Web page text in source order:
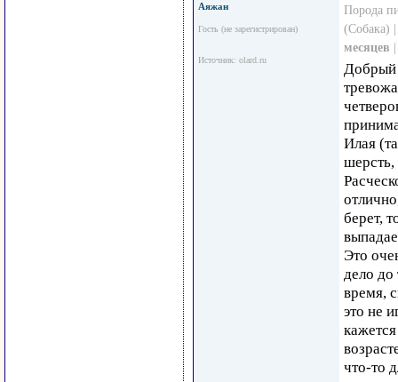
Аяжан
Гость (не зарегистрирован)
Источник: olard.ru
Порода
(Собака)
месяцев
Добрый
Илая
шерсть,
берет,
Это
дело до
время,
это не
что-то